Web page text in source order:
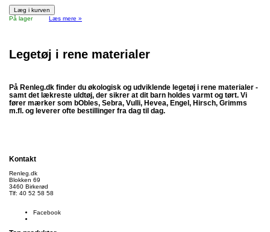
Læg i kurven
På lager
Læs mere »
Legetøj i rene materialer
På Renleg.dk finder du økologisk og udviklende legetøj i rene materialer -
samt det lækreste uldtøj, der sikrer at dit barn holdes varmt og tørt. Vi
fører mærker som bObles, Sebra, Vulli, Hevea, Engel, Hirsch, Grimms
m.fl. og leverer ofte bestillinger fra dag til dag.
Kontakt
Renleg.dk
Blokken 69
3460 Birkerød
Tlf: 40 52 58 58
Facebook